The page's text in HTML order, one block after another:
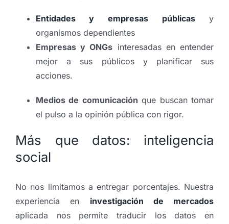
Entidades y empresas públicasy
organismos dependientes
Empresas y ONGs interesadas en entender
mejor a sus públicos y planificar sus
acciones.
Medios de comunicación que buscan tomar
el pulso a la opinión pública con rigor.
Más que datos: inteligencia
social
No nos limitamos a entregar porcentajes. Nuestra
experiencia en investigación de mercados
aplicada nos permite traducir los datos en